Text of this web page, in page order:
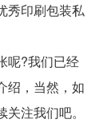
秀印刷包装私
?我们已经
绍，当然，如
注我们吧。